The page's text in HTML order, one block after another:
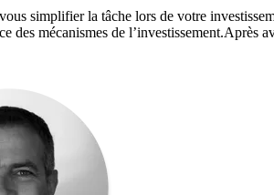
simplifier la tâche lors de votre
des mécanismes de l’investissement.Après